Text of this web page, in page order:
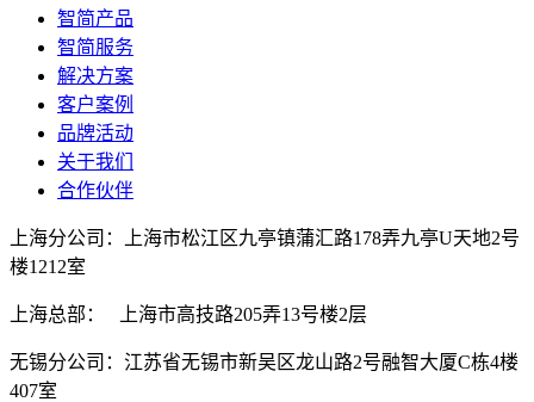
智简产品
智简服务
解决方案
客户案例
品牌活动
关于我们
合作伙伴
上海分公司：上海市松江区九亭镇蒲汇路178弄九亭U天地2号
楼1212室
上海总部： 上海市高技路205弄13号楼2层
无锡分公司：江苏省无锡市新吴区龙山路2号融智大厦C栋4楼
407室